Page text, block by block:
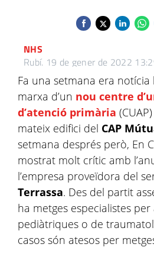
NHS
Rubí. 19 de gener de 2022
Fa una setmana era notícia
marxa d’un nou centre
d’atenció primària
mateix edifici del CAP
setmana després però, En
mostrat molt crític amb
l’empresa proveïdora del
Terrassa. Des del partit
ha metges especialistes
pediàtriques o de
casos són atesos per